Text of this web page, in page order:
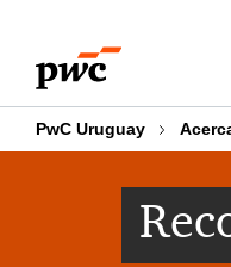
content
footer
PwC Uruguay